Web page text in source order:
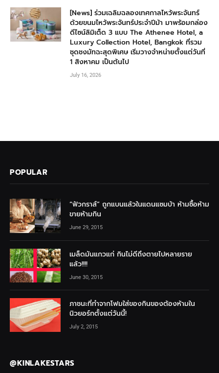
[News] ร่วมเฉลิมฉลองเทศกาลไหว้พระจันทร์
ด้วยขนมไหว้พระจันทร์ประจำปีม้า มาพร้อมกล่อง
ดีไซน์ลิมิเต็ด 3 แบบ The Athenee Hotel, a
Luxury Collection Hotel, Bangkok ที่รวม
ชุดชงมัทฉะสุดพิเศษ เริ่มวางจำหน่ายตั้งแต่วันที่
1 สิงหาคม เป็นต้นไป
July 16, 2026
POPULAR
“ฟัวกราส์” ถูกแบนแล้วในแดนแซมบ้า ห้ามซื้อห้าม
ขายห้ามกิน
June 29, 2015
เมล็ดมันแกวแก่ กินไม่ดีถึงตายไปหลายราย
แล้ว!!!!
June 30, 2015
ภาชนะที่ทำจากโฟมใส่ของกินของต้องห้ามใน
นิวยอร์กตั้งแต่วันนี้!
July 2, 2015
@KINLAKESTARS